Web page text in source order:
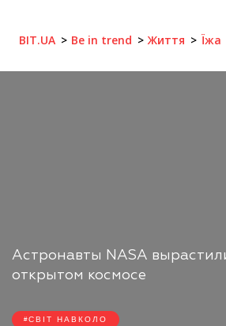
BIT.UA Be in trend Життя Їжа
Астронавты NASA
открытом космосе
СВІТ НАВКОЛО